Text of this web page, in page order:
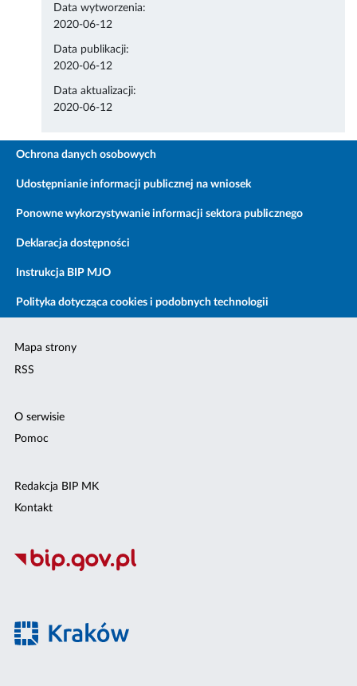
Data wytworzenia:
2020-06-12
Data publikacji:
2020-06-12
Data aktualizacji:
2020-06-12
Ochrona danych osobowych
Udostępnianie informacji publicznej na wniosek
Ponowne wykorzystywanie informacji sektora publicznego
Deklaracja dostępności
Instrukcja BIP MJO
Polityka dotycząca cookies i podobnych technologii
Mapa strony
RSS
O serwisie
Pomoc
Redakcja BIP MK
Kontakt